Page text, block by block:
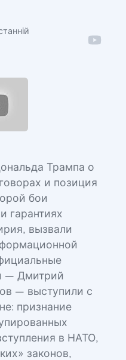
Трампа о
и позиция
бои
гарантиях
вызвали
— Дмитрий
— выступили с
признание
в НАТО,
законов,